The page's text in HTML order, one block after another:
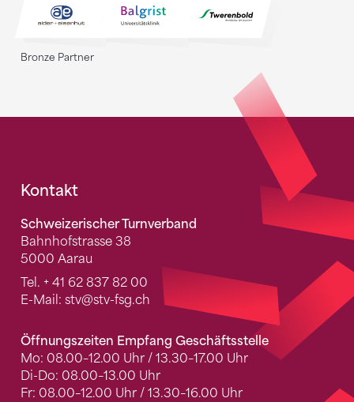
Bronze Partner
Fusszeile
Kontakt
Schweizerischer Turnverband
Bahnhofstrasse 38
5000 Aarau
Tel. + 41 62 837 82 00
E-Mail: stv@stv-fsg.ch
Öffnungszeiten Empfang Geschäftsstelle
Mo: 08.00–12.00 Uhr / 13.30–17.00 Uhr
Di-Do: 08.00–13.00 Uhr
Fr: 08.00–12.00 Uhr / 13.30–16.00 Uhr